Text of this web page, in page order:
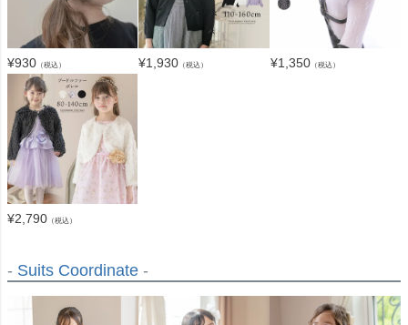
¥930 （税込） ¥1,930 （税込） ¥1,350（税込）
¥2,790 （税込）
- Suits Coordinate -